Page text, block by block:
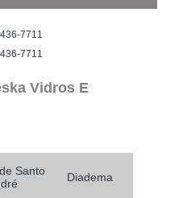
7711
7711
Vidros E
Santo
Diadema